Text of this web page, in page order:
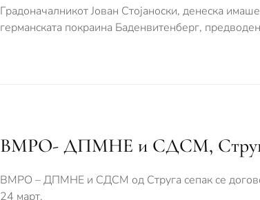
Градоначалникот Јован Стојаноски, денеска
германската покраина Баденвитенберг,
ВМРО- ДПМНЕ и СДСМ, Струга,
ВМРО – ДПМНЕ и СДСМ од Струга сепак се
24 март.